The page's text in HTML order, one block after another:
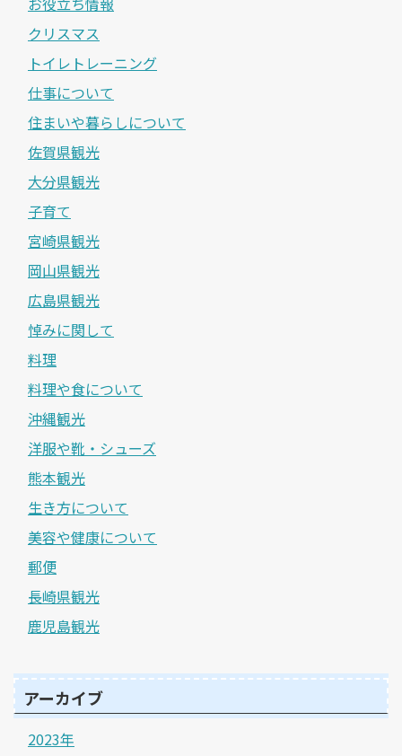
クリスマス
トイレトレーニング
仕事について
住まいや暮らしについて
佐賀県観光
大分県観光
子育て
宮崎県観光
岡山県観光
広島県観光
悼みに関して
料理
料理や食について
沖縄観光
洋服や靴・シューズ
熊本観光
生き方について
美容や健康について
郵便
長崎県観光
鹿児島観光
アーカイブ
2023年